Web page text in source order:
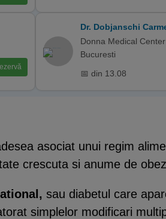
Dr. Dobjanschi
Donna Medical
Bucuresti
📅 din 13.08
asociat unui regim
crescuta si anume de
sau diabetul care
simplelor modificari